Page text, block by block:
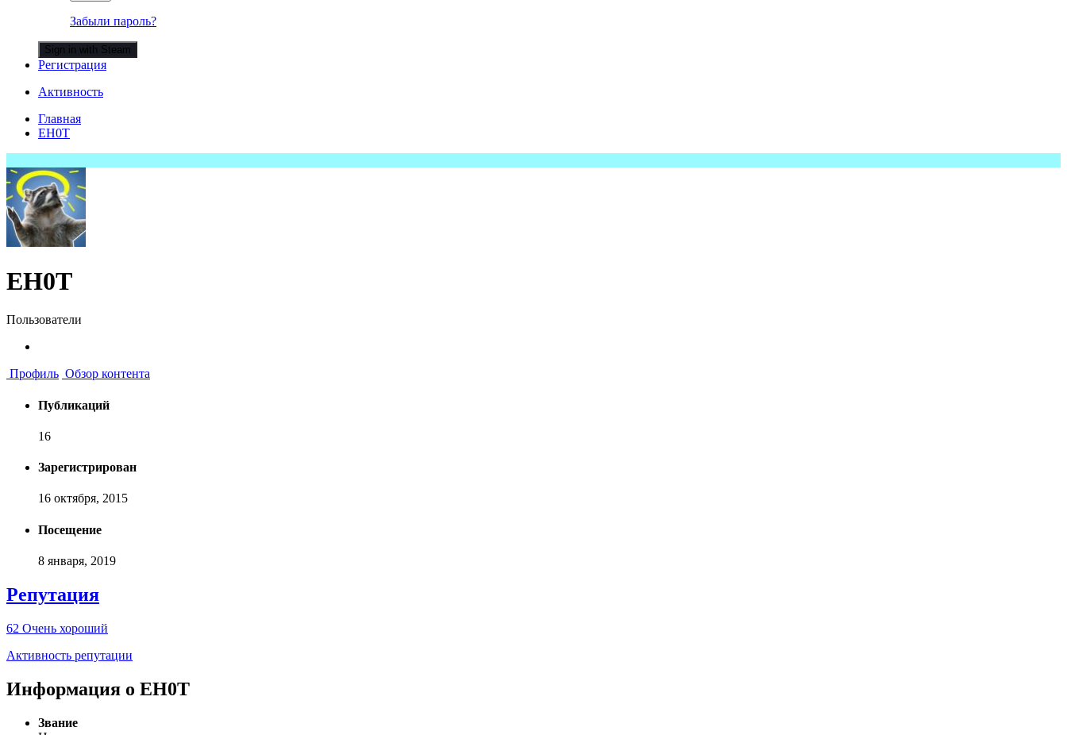
Забыли пароль?
Sign in with Steam
Регистрация
Активность
Главная
EH0T
EH0T
Пользователи
Профиль Обзор контента
Публикаций
16
Зарегистрирован
16 октября, 2015
Посещение
8 января, 2019
Репутация
62 Очень хороший
Активность репутации
Информация о EH0T
Звание